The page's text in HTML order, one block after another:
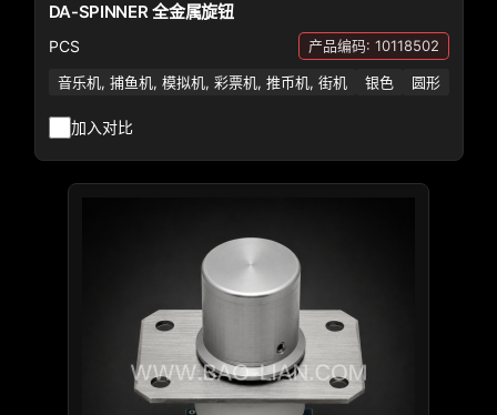
DA-SPINNER 全金属旋钮
PCS 产品编码: 10118502
音乐机, 捕鱼机, 模拟机, 彩票机, 推币机, 街机 银色 圆形
加入对比